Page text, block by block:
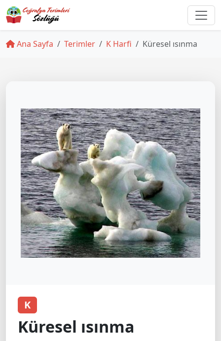
Ana Sayfa Terimler K Harfi Küresel ısınma
K
Küresel ısınma